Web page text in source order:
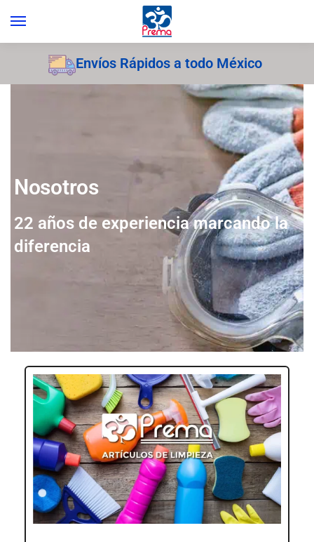
Envíos Rápidos a todo México
Nosotros
22 años de experiencia marcando la
diferencia